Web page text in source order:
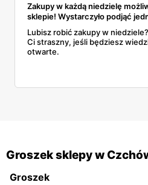
Zakupy w każdą niedzielę
sklepie! Wystarczyło podjąć
Lubisz robić zakupy w
Ci straszny, jeśli będziesz
otwarte.
Groszek sklepy w
Groszek